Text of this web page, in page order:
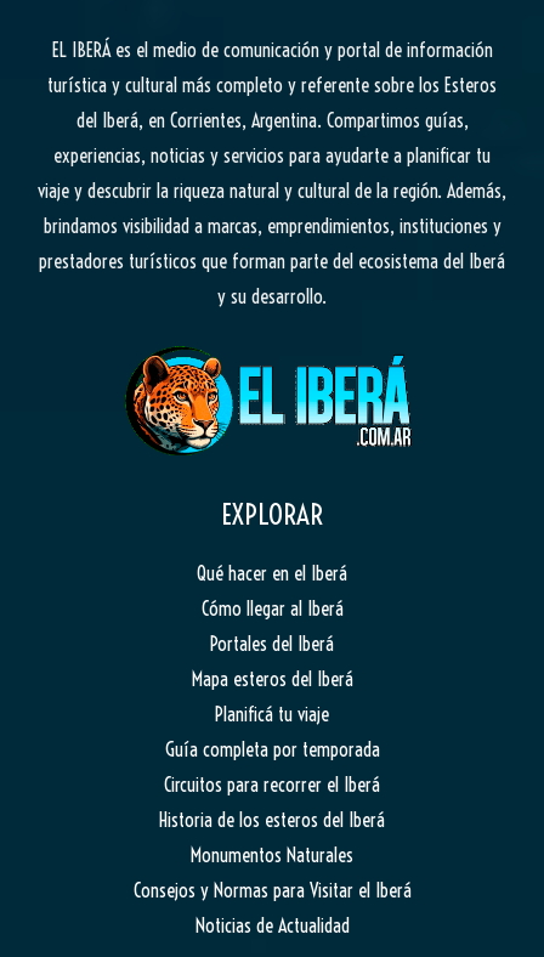
EL IBERÁes el medio de comunicación y portal de información
turística y cultural más completo y referente sobre los Esteros
del Iberá, en Corrientes, Argentina. Compartimos guías,
experiencias, noticias y servicios para ayudarte a planificar tu
viaje y descubrir la riqueza natural y cultural de la región. Además,
brindamos visibilidad a marcas, emprendimientos, instituciones y
prestadores turísticos que forman parte del ecosistema del Iberá
y su desarrollo.
EXPLORAR
Qué hacer en el Iberá
Cómo llegar al Iberá
Portales del Iberá
Mapa esteros del Iberá
Planificá tu viaje
Guía completa por temporada
Circuitos para recorrer el Iberá
Historia de los esteros del Iberá
Monumentos Naturales
Consejos y Normas para Visitar el Iberá
Noticias de Actualidad